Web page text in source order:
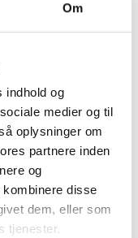
Om
indhold og
medier og til
oplysninger om
partnere inden
og
disse
dem, eller som
tjenester.
Hamborg gik til
var der markant flere
genrejsning –
Hansen
& About har mødt